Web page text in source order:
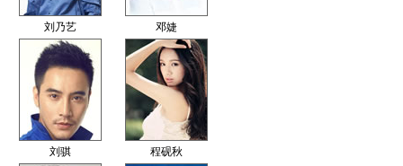
刘乃艺 邓婕
刘骐 程砚秋